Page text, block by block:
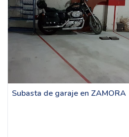
Subasta de garaje en ZAMORA